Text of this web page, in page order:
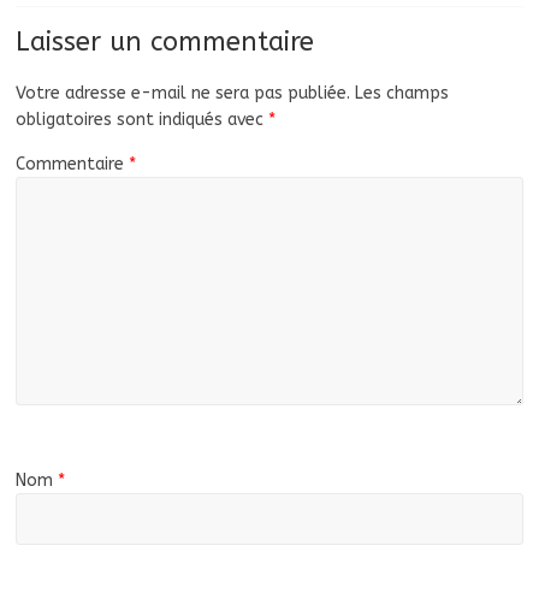
Laisser un commentaire
Votre adresse e-mail ne sera pas publiée. Les champs
obligatoires sont indiqués avec *
Commentaire *
Nom *